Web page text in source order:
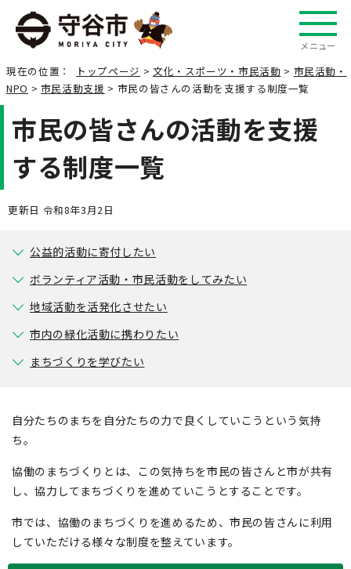
メニュー
現在の位置： トップページ > 文化・スポーツ・市民活動 > 市民活動・
NPO > 市民活動支援 > 市民の皆さんの活動を支援する制度一覧
市民の皆さんの活動を支援
する制度一覧
更新日 令和8年3月2日
公益的活動に寄付したい
ボランティア活動・市民活動をしてみたい
地域活動を活発化させたい
市内の緑化活動に携わりたい
まちづくりを学びたい
自分たちのまちを自分たちの力で良くしていこうという気持
ち。
協働のまちづくりとは、この気持ちを市民の皆さんと市が共有
し、協力してまちづくりを進めていこうとすることです。
市では、協働のまちづくりを進めるため、市民の皆さんに利用
していただける様々な制度を整えています。